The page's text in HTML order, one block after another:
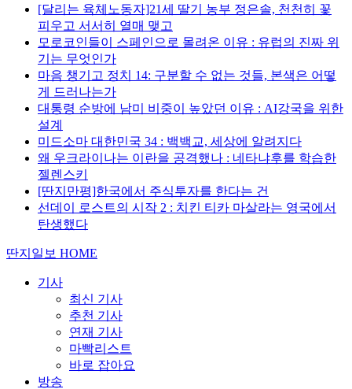
[달리는 육체노동자]21세 딸기 농부 정은솔, 천천히 꽃
피우고 서서히 열매 맺고
모로코인들이 스페인으로 몰려온 이유 : 유럽의 진짜 위
기는 무엇인가
마음 챙기고 정치 14: 구분할 수 없는 것들, 본색은 어떻
게 드러나는가
대통령 순방에 남미 비중이 높았던 이유 : AI강국을 위한
설계
미드소마 대한민국 34 : 백백교, 세상에 알려지다
왜 우크라이나는 이란을 공격했나 : 네타냐후를 학습한
젤렌스키
[딴지만평]한국에서 주식투자를 한다는 건
선데이 로스트의 시작 2 : 치킨 티카 마살라는 영국에서
탄생했다
딴지일보 HOME
기사
최신 기사
추천 기사
연재 기사
마빡리스트
바로 잡아요
방송